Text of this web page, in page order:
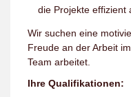
die Projekte effizient
Wir suchen eine
Freude an der Arbeit
Team arbeitet.
Ihre Qualifikationen: